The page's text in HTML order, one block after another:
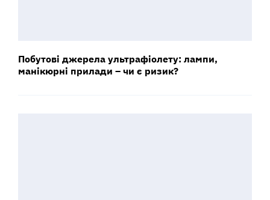
Побутові джерела ультрафіолету: лампи,
манікюрні прилади – чи є ризик?